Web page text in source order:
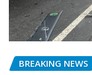
BREAKING NEWS